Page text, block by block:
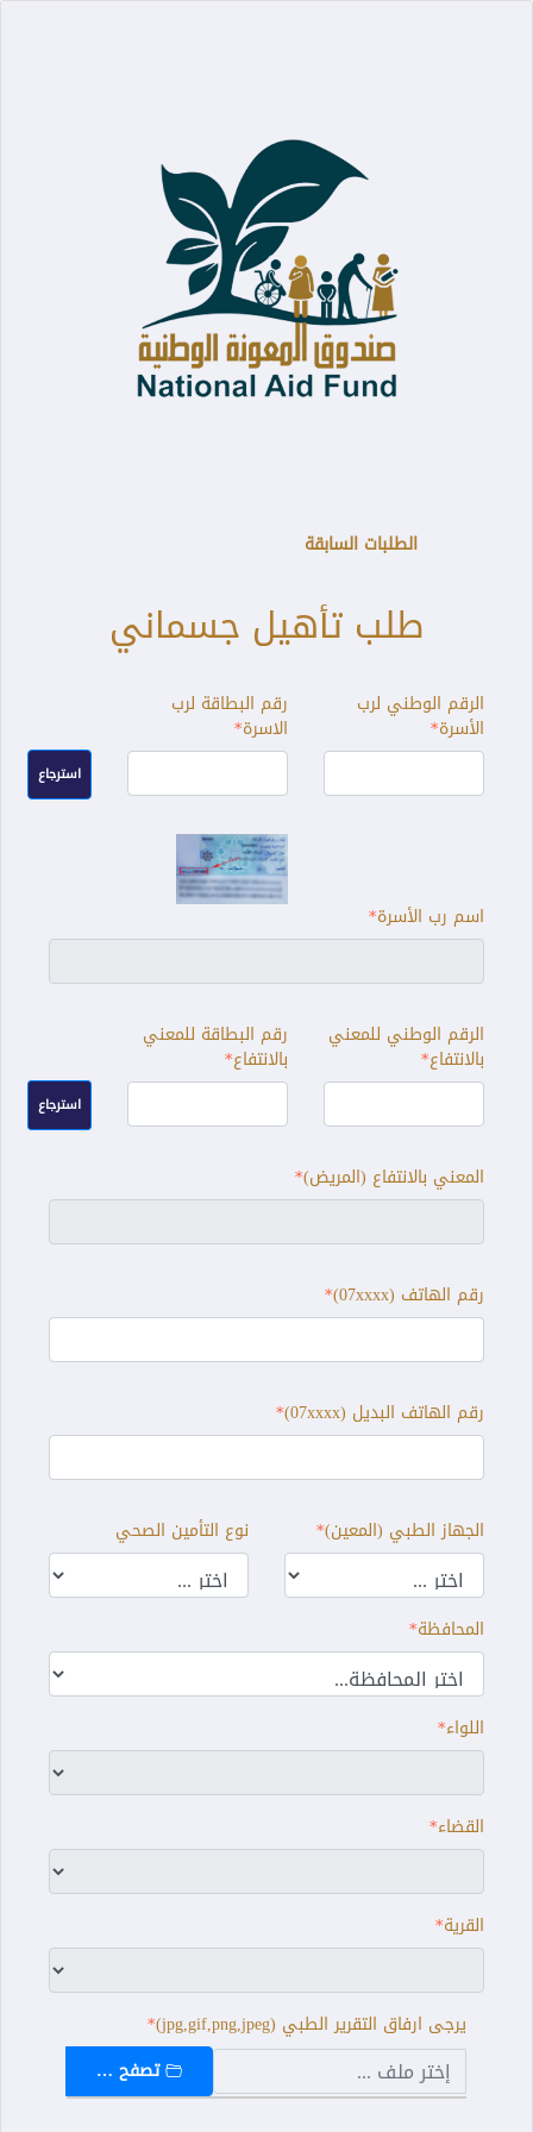
الطلبات السابقة
طلب تأهيل جسماني
الرقم الوطني لرب
الأسرة
رقم البطاقة لرب
الاسرة
استرجاع
اسم رب الأسرة
الرقم الوطني للمعني
بالانتفاع
رقم البطاقة للمعني
بالانتفاع
استرجاع
المعني بالانتفاع (المريض)
رقم الهاتف (07xxxx)
رقم الهاتف البديل (07xxxx)
الجهاز الطبي (المعين) نوع التأمين الصحي
المحافظة
اللواء
القضاء
القرية
يرجى ارفاق التقرير الطبي (jpg,gif,png,jpeg)
تصفح …